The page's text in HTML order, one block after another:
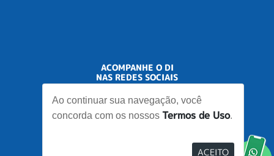
Ao continuar sua navegação, você
concorda com os nossos Termos de Uso.
ACEITO
ACOMPANHE O DI
NAS REDES SOCIAIS